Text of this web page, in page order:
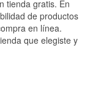
tienda gratis. En
de productos
en línea.
que elegiste y